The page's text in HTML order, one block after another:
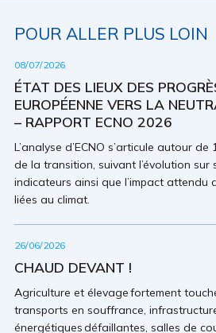
POUR ALLER PLUS LOIN
08/07/2026
ÉTAT DES LIEUX DES
EUROPÉENNE VERS LA
– RAPPORT ECNO 2026
L’analyse d’ECNO s’articule autour
de la transition, suivant l’évolution sur
indicateurs ainsi que l’impact attendu
liées au climat.
26/06/2026
CHAUD DEVANT !
Agriculture et élevage fortement
transports en souffrance,
énergétiques défaillantes, salles de